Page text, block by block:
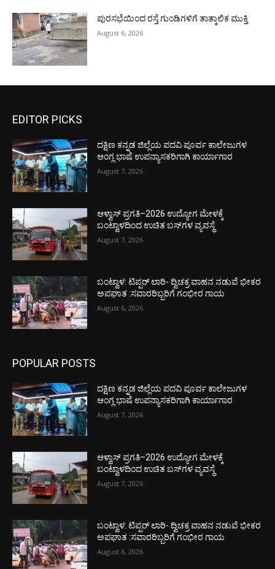
ಪುರಸಭೆಯಿಂದ ರಸ್ತೆ ಗುಂಡಿಗಳಿಗೆ ತಾತ್ಕಾಲಿಕ ಮುಕ್ತಿ
August 6, 2026
EDITOR PICKS
ದಕ್ಷಿಣ ಕನ್ನಡ ಜಿಲ್ಲೆಯ ಪದವಿ ಪೂರ್ವ ಕಾಲೇಜುಗಳ
ಆಂಗ್ಲ ಭಾಷೆ ಉಪನ್ಯಾಸಕರಿಗಾಗಿ ಕಾರ್ಯಾಗಾರ
August 7, 2026
ಆಳ್ವಾಸ್ ಪ್ರಗತಿ–2026 ಉದ್ಯೋಗ ಮೇಳಕ್ಕೆ
ಬಂಟ್ವಾಳದಿಂದ ಉಚಿತ ಬಸ್‌ಗಳ ವ್ಯವಸ್ಥೆ
August 7, 2026
ಬಂಟ್ವಾಳ: ಟಿಪ್ಪರ್ ಲಾರಿ- ದ್ವಿಚಕ್ರ ವಾಹನ ನಡುವೆ ಭೀಕರ
ಅಪಘಾತ :ಸವಾರರಿಬ್ಬರಿಗೆ ಗಂಭೀರ ಗಾಯ
August 6, 2026
POPULAR POSTS
ದಕ್ಷಿಣ ಕನ್ನಡ ಜಿಲ್ಲೆಯ ಪದವಿ ಪೂರ್ವ ಕಾಲೇಜುಗಳ
ಆಂಗ್ಲ ಭಾಷೆ ಉಪನ್ಯಾಸಕರಿಗಾಗಿ ಕಾರ್ಯಾಗಾರ
August 7, 2026
ಆಳ್ವಾಸ್ ಪ್ರಗತಿ–2026 ಉದ್ಯೋಗ ಮೇಳಕ್ಕೆ
ಬಂಟ್ವಾಳದಿಂದ ಉಚಿತ ಬಸ್‌ಗಳ ವ್ಯವಸ್ಥೆ
August 7, 2026
ಬಂಟ್ವಾಳ: ಟಿಪ್ಪರ್ ಲಾರಿ- ದ್ವಿಚಕ್ರ ವಾಹನ ನಡುವೆ ಭೀಕರ
ಅಪಘಾತ :ಸವಾರರಿಬ್ಬರಿಗೆ ಗಂಭೀರ ಗಾಯ
August 6, 2026